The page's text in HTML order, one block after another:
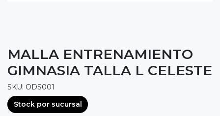
MALLA ENTRENAMIENTO
GIMNASIA TALLA L CELESTE
SKU: ODS001
Stock por sucursal